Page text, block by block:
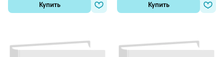
Купить
Купить